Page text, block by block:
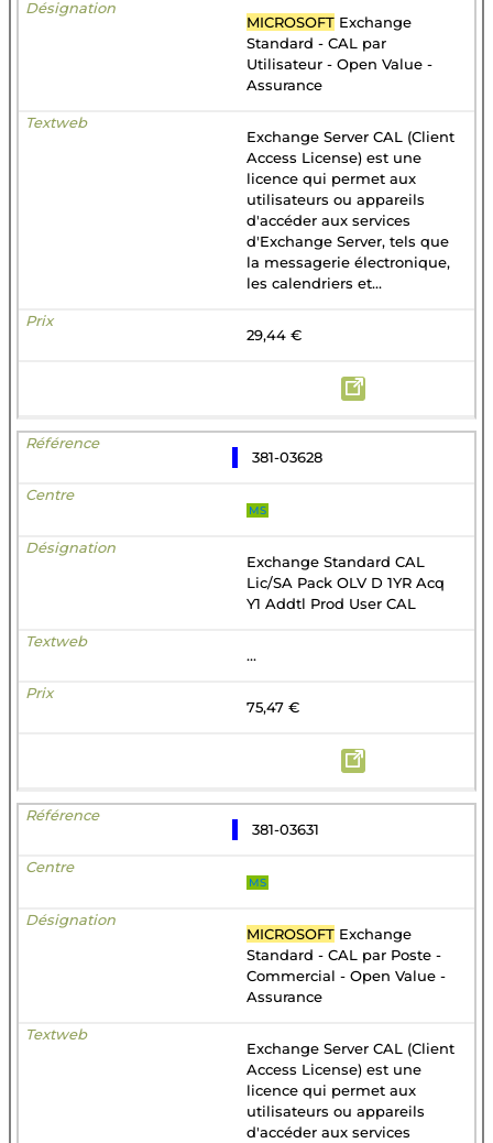
MICROSOFT Exchange
Standard - CAL par
Utilisateur - Open Value -
Assurance
Exchange Server CAL (Client
Access License) est une
licence qui permet aux
utilisateurs ou appareils
d'accéder aux services
d'Exchange Server, tels que
la messagerie électronique,
les calendriers et...
29,44 €
381-03628
MS
Exchange Standard CAL
Lic/SA Pack OLV D 1YR Acq
Y1 Addtl Prod User CAL
...
75,47 €
381-03631
MS
MICROSOFT Exchange
Standard - CAL par Poste -
Commercial - Open Value -
Assurance
Exchange Server CAL (Client
Access License) est une
licence qui permet aux
utilisateurs ou appareils
d'accéder aux services